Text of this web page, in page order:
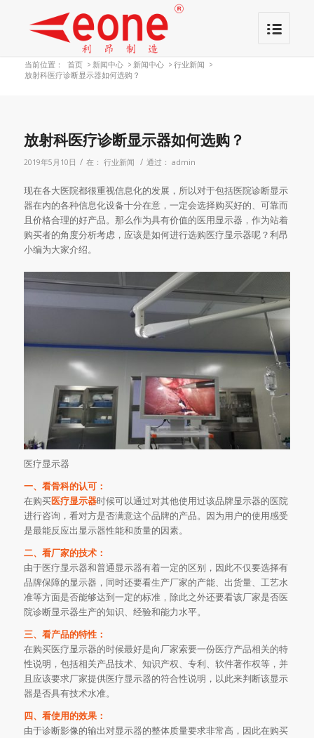
当前位置： 首页 > 新闻中心 > 新闻中心 > 行业新闻 >
放射科医疗诊断显示器如何选购？
放射科医疗诊断显示器如何选购？
2019年5月10日 / 在： 行业新闻 / 通过： admin
现在各大医院都很重视信息化的发展，所以对于包括医院诊断显示
器在内的各种信息化设备十分在意，一定会选择购买好的、可靠而
且价格合理的好产品。那么作为具有价值的医用显示器，作为站着
购买者的角度分析考虑，应该是如何进行选购医疗显示器呢？利昂
小编为大家介绍。
医疗显示器
一、看骨科的认可：
在购买医疗显示器时候可以通过对其他使用过该品牌显示器的医院
进行咨询，看对方是否满意这个品牌的产品。因为用户的使用感受
是最能反应出显示器性能和质量的因素。
二、看厂家的技术：
由于医疗显示器和普通显示器有着一定的区别，因此不仅要选择有
品牌保障的显示器，同时还要看生产厂家的产能、出货量、工艺水
准等方面是否能够达到一定的标准，除此之外还要看该厂家是否医
院诊断显示器生产的知识、经验和能力水平。
三、看产品的特性：
在购买医疗显示器的时候最好是向厂家索要一份医疗产品相关的特
性说明，包括相关产品技术、知识产权、专利、软件著作权等，并
且应该要求厂家提供医疗显示器的符合性说明，以此来判断该显示
器是否具有技术水准。
四、看使用的效果：
由于诊断影像的输出对显示器的整体质量要求非常高，因此在购买